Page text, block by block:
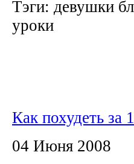
Тэги: девушки
уроки
Как похудеть за
04 Июня 2008